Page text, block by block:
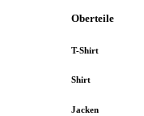
Oberteile
T-Shirt
Shirt
Jacken